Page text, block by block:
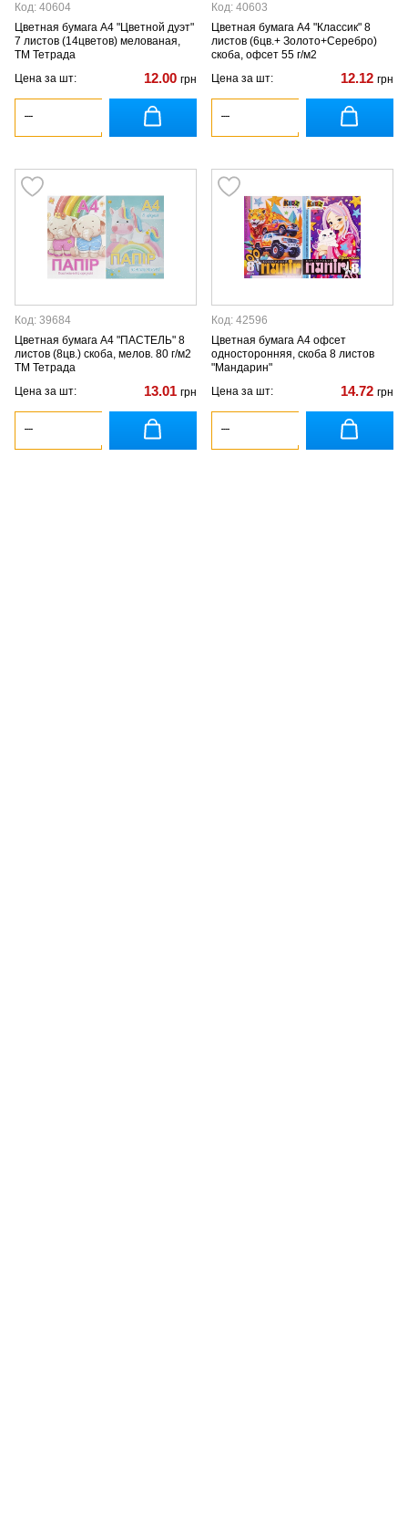
Код: 40604
Цветная бумага А4 "Цветной дуэт"
7 листов (14цветов) мелованая,
ТМ Тетрада
Цена за шт:
12.00 грн
Код: 40603
Цветная бумага А4 "Классик" 8
листов (6цв.+ Золото+Серебро)
скоба, офсет 55 г/м2
Цена за шт:
12.12 грн
Код: 39684
Цветная бумага А4 "ПАСТЕЛЬ" 8
листов (8цв.) скоба, мелов. 80 г/м2
ТМ Тетрада
Цена за шт:
13.01 грн
Код: 42596
Цветная бумага А4 офсет
односторонняя, скоба 8 листов
"Мандарин"
Цена за шт:
14.72 грн